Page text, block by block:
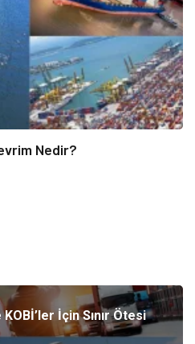
Nedir?
İçin Sınır Ötesi